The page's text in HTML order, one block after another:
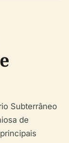
Subterrâneo
de